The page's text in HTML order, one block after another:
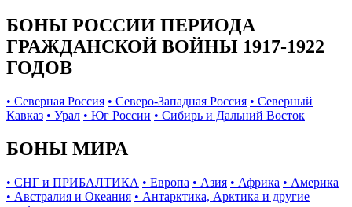
БОНЫ РОССИИ ПЕРИОДА
ГРАЖДАНСКОЙ ВОЙНЫ 1917-1922
ГОДОВ
• Северная Россия • Северо-Западная Россия • Северный
Кавказ • Урал • Юг России • Сибирь и Дальний Восток
БОНЫ МИРА
• СНГ и ПРИБАЛТИКА • Европа • Азия • Африка • Америка
• Австралия и Океания • Антарктика, Арктика и другие